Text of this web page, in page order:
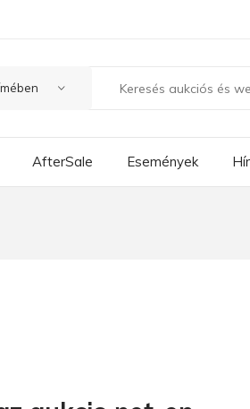
AfterSale Események